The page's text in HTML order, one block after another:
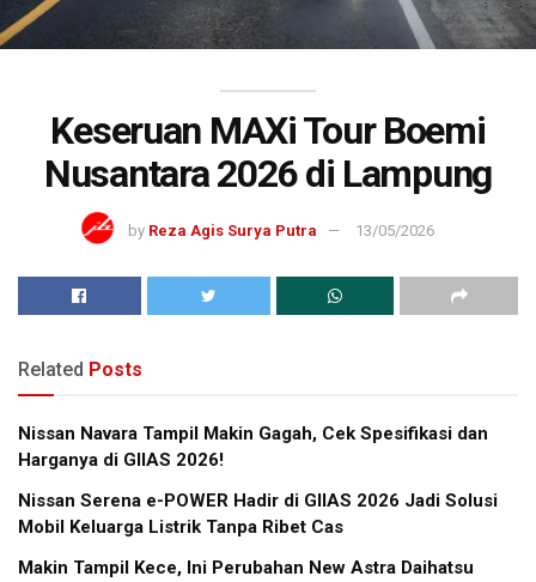
Keseruan MAXi Tour Boemi
Nusantara 2026 di Lampung
by Reza Agis Surya Putra 13/05/2026
Related Posts
Nissan Navara Tampil Makin Gagah, Cek Spesifikasi dan
Harganya di GIIAS 2026!
Nissan Serena e-POWER Hadir di GIIAS 2026 Jadi Solusi
Mobil Keluarga Listrik Tanpa Ribet Cas
Makin Tampil Kece, Ini Perubahan New Astra Daihatsu